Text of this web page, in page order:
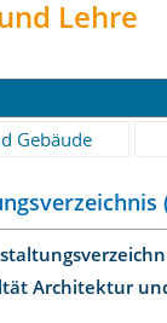
Lehre
Gebäude
Architektur